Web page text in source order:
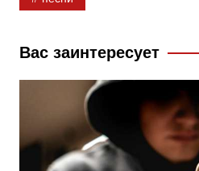
n
i
i
Вас заинтересует